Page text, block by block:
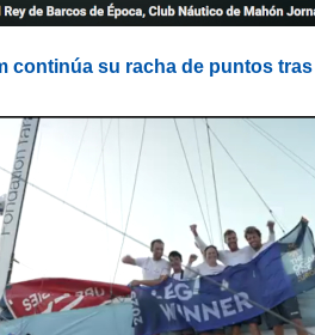
continúa su racha de puntos